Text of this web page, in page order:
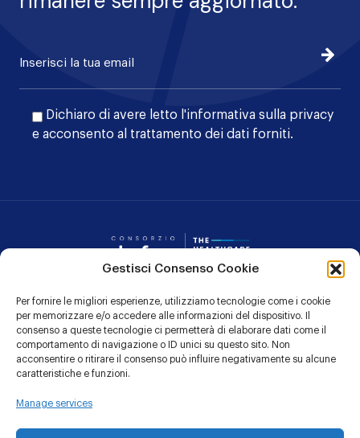
Gestisci Consenso Cookie
Per fornire le migliori esperienze, utilizziamo tecnologie come i cookie
per memorizzare e/o accedere alle informazioni del dispositivo. Il
consenso a queste tecnologie ci permetterà di elaborare dati come il
comportamento di navigazione o ID unici su questo sito. Non
acconsentire o ritirare il consenso può influire negativamente su alcune
caratteristiche e funzioni.
Manage services
Dichiaro di avere letto l'informativa sulla privacy
e acconsento al trattamento dei dati forniti.
Iscrivi
Consorzio
CONTATTI
PRIVACY POLICY
COOKIE POLICY